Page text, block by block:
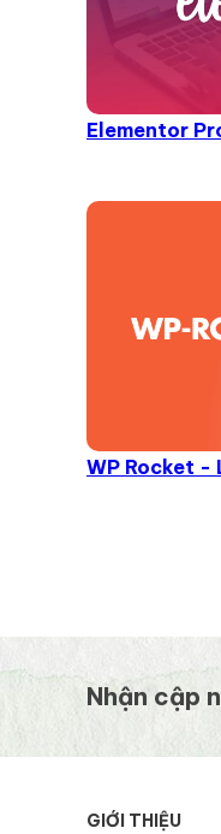
Elementor
WP Rocket -
Nhận cập
GIỚI THIỆU